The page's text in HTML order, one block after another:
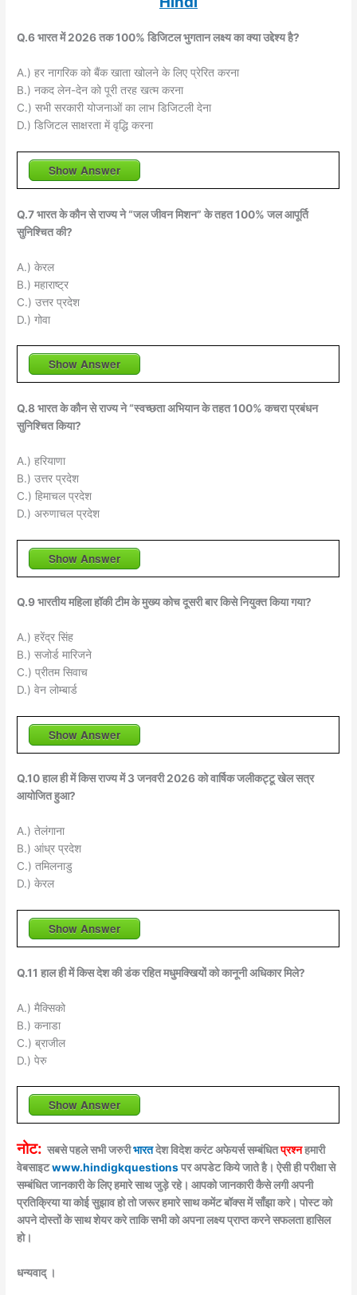
Q.6 भारत में 2026 तक 100% डिजिटल भुगतान लक्ष्य का क्या उद्देश्य है?
A.) हर नागरिक को बैंक खाता खोलने के लिए प्रेरित करना
B.) नकद लेन-देन को पूरी तरह खत्म करना
C.) सभी सरकारी योजनाओं का लाभ डिजिटली देना
D.) डिजिटल साक्षरता में वृद्धि करना
Show Answer
Q.7 भारत के कौन से राज्य ने “जल जीवन मिशन” के तहत 100% जल आपूर्ति
सुनिश्चित की?
A.) केरल
B.) महाराष्ट्र
C.) उत्तर प्रदेश
D.) गोवा
Show Answer
Q.8 भारत के कौन से राज्य ने “स्वच्छता अभियान के तहत 100% कचरा प्रबंधन
सुनिश्चित किया?
A.) हरियाणा
B.) उत्तर प्रदेश
C.) हिमाचल प्रदेश
D.) अरुणाचल प्रदेश
Show Answer
Q.9 भारतीय महिला हॉकी टीम के मुख्य कोच दूसरी बार किसे नियुक्त किया गया?
A.) हरेंद्र सिंह
B.) सजोर्ड मारिजने
C.) प्रीतम सिवाच
D.) वेन लोम्बार्ड
Show Answer
Q.10 हाल ही में किस राज्य में 3 जनवरी 2026 को वार्षिक जलीकट्टू खेल सत्र
आयोजित हुआ?
A.) तेलंगाना
B.) आंध्र प्रदेश
C.) तमिलनाडु
D.) केरल
Show Answer
Q.11 हाल ही में किस देश की डंक रहित मधुमक्खियों को कानूनी अधिकार मिले?
A.) मैक्सिको
B.) कनाडा
C.) ब्राजील
D.) पेरु
Show Answer
नोट: सबसे पहले सभी जरुरीभारतदेश विदेश करंट अफेयर्स सम्बंधितप्रश्नहमारी
वेबसाइटwww.hindigkquestionsपर अपडेट किये जाते है। ऐसी ही परीक्षा से
सम्बंधित जानकारी के लिए हमारे साथ जुड़े रहे। आपको जानकारी कैसे लगी अपनी
प्रतिक्रिया या कोई सुझाव हो तो जरूर हमारे साथ कमेंट बॉक्स में साँझा करे। पोस्ट को
अपने दोस्तों के साथ शेयर करे ताकि सभी को अपना लक्ष्य प्राप्त करने सफलता हासिल
हो।
धन्यवाद् ।